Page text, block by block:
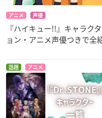
アニメ 声優
『ハイキュー!!』キャラク
ョン・アニメ声優つきで全
話題 アニメ